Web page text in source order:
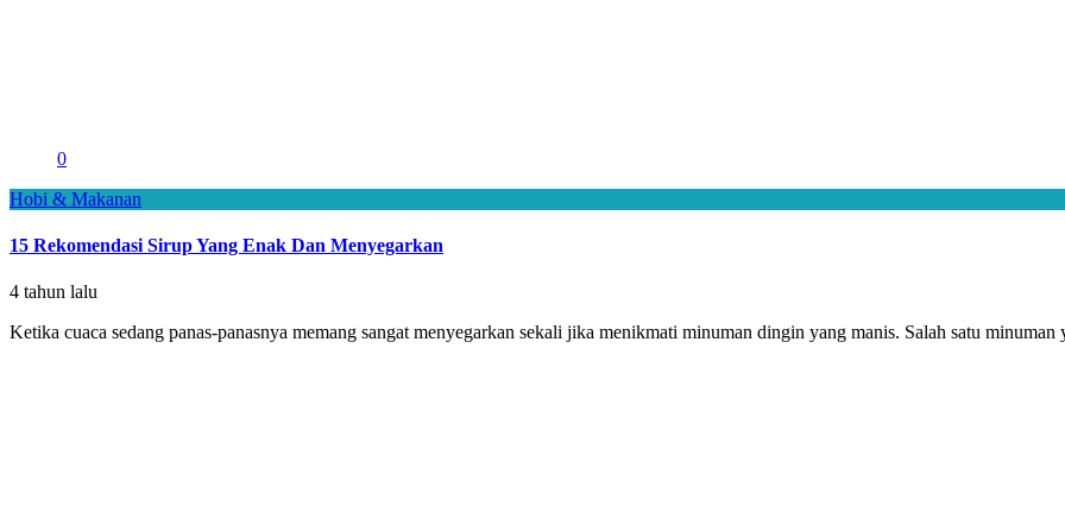
0
Hobi & Makanan
15 Rekomendasi Sirup Yang Enak Dan Menyegarkan
4 tahun lalu
Ketika cuaca sedang panas-panasnya memang sangat menyegarkan sekali jika menikmati minuman dingin yang manis. Salah satu minuman